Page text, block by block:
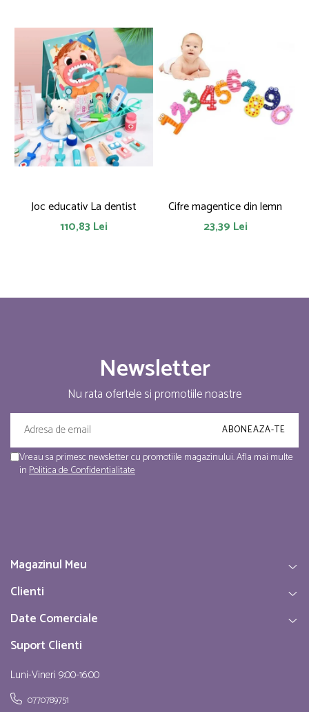
Joc educativ La dentist
110,83 Lei
Cifre magentice din lemn
23,39 Lei
Newsletter
Nu rata ofertele si promotiile noastre
Vreau sa primesc newsletter cu promotiile magazinului. Afla mai multe
inPolitica de Confidentialitate
Magazinul Meu
Clienti
Date Comerciale
Suport Clienti
Luni-Vineri 9:00-16:00
0770789751